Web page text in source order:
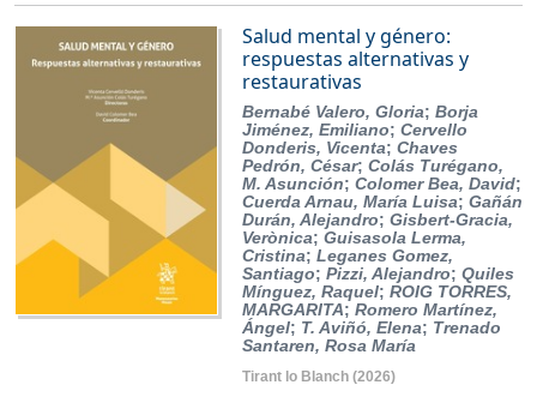
Salud mental y género:
respuestas alternativas y
restaurativas
Bernabé Valero, Gloria; Borja
Jiménez, Emiliano; Cervello
Donderis, Vicenta; Chaves
Pedrón, César; Colás Turégano,
M. Asunción; Colomer Bea, David;
Cuerda Arnau, María Luisa; Gañán
Durán, Alejandro; Gisbert-Gracia,
Verònica; Guisasola Lerma,
Cristina; Leganes Gomez,
Santiago; Pizzi, Alejandro; Quiles
Mínguez, Raquel; ROIG TORRES,
MARGARITA; Romero Martínez,
Ángel; T. Aviñó, Elena; Trenado
Santaren, Rosa María
Tirant lo Blanch(2026)